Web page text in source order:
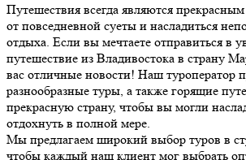
Путешествия всегда являются
от повседневной суеты и насладиться
отдыха. Если вы мечтаете отправиться в
путешествие из Владивостока в страну
вас отличные новости! Наш туроператор
разнообразные туры, а также горящие
прекрасную страну, чтобы вы могли
отдохнуть в полной мере.
Мы предлагаем широкий выбор туров в
чтобы каждый наш клиент мог выбрать